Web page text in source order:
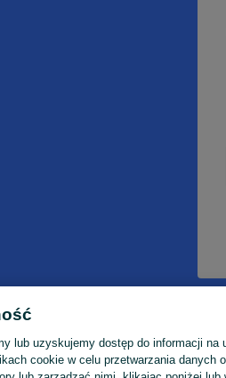
lub uzyskujemy dostęp do informacji na
cookie w celu przetwarzania danych